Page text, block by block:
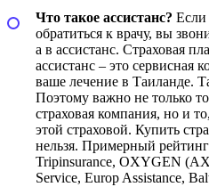
Что такое ассистанс? Если
обратиться к врачу, вы
а в ассистанс. Страховая
ассистанс – это сервисная
ваше лечение в Таиланде.
Поэтому важно не только
страховая компания, но и
этой страховой. Купить
нельзя. Примерный рейтинг
Tripinsurance, OXYGEN
Service, Europ Assistance,